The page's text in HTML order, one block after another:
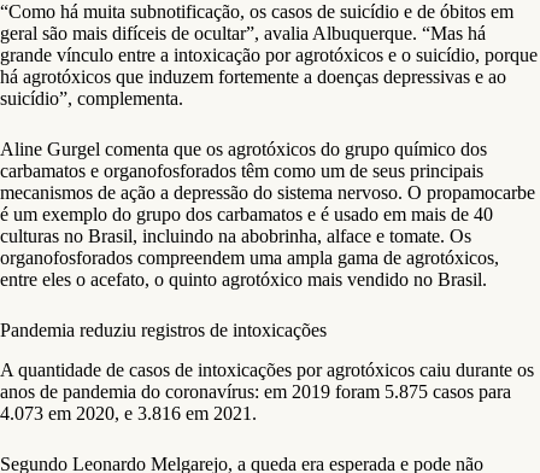
“Como há muita subnotificação, os casos de suicídio e de óbitos em
geral são mais difíceis de ocultar”, avalia Albuquerque. “Mas há
grande vínculo entre a intoxicação por agrotóxicos e o suicídio, porque
há agrotóxicos que induzem fortemente a doenças depressivas e ao
suicídio”, complementa.
Aline Gurgel comenta que os agrotóxicos do grupo químico dos
carbamatos e organofosforados têm como um de seus principais
mecanismos de ação a depressão do sistema nervoso. O propamocarbe
é um exemplo do grupo dos carbamatos e é usado em mais de 40
culturas no Brasil, incluindo na abobrinha, alface e tomate. Os
organofosforados compreendem uma ampla gama de agrotóxicos,
entre eles o acefato, o quinto agrotóxico mais vendido no Brasil.
Pandemia reduziu registros de intoxicações
A quantidade de casos de intoxicações por agrotóxicos caiu durante os
anos de pandemia do coronavírus: em 2019 foram 5.875 casos para
4.073 em 2020, e 3.816 em 2021.
Segundo Leonardo Melgarejo, a queda era esperada e pode não